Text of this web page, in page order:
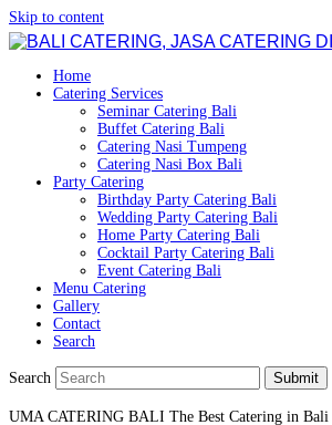
Skip to content
Home
Catering Services
Seminar Catering Bali
Buffet Catering Bali
Catering Nasi Tumpeng
Catering Nasi Box Bali
Party Catering
Birthday Party Catering Bali
Wedding Party Catering Bali
Home Party Catering Bali
Cocktail Party Catering Bali
Event Catering Bali
Menu Catering
Gallery
Contact
Search
Search Submit
UMA CATERING BALI The Best Catering in Bali